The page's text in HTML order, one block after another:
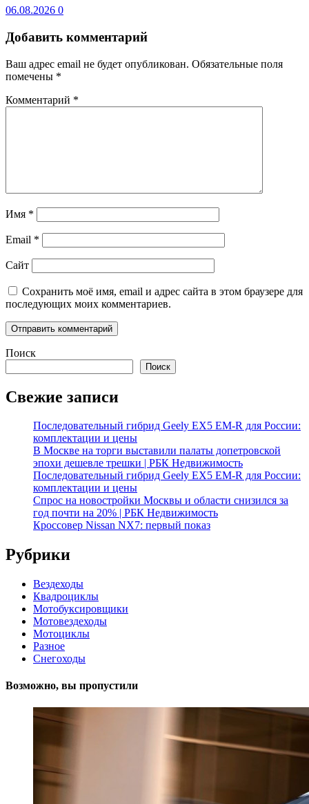
06.08.2026 0
Добавить комментарий
Ваш адрес email не будет опубликован. Обязательные поля
помечены *
Комментарий *
Имя *
Email *
Сайт
Сохранить моё имя, email и адрес сайта в этом браузере для
последующих моих комментариев.
Поиск
Поиск
Свежие записи
Последовательный гибрид Geely EX5 EM-R для России:
комплектации и цены
В Москве на торги выставили палаты допетровской
эпохи дешевле трешки | РБК Недвижимость
Последовательный гибрид Geely EX5 EM-R для России:
комплектации и цены
Спрос на новостройки Москвы и области снизился за
год почти на 20% | РБК Недвижимость
Кроссовер Nissan NX7: первый показ
Рубрики
Вездеходы
Квадроциклы
Мотобуксировщики
Мотовездеходы
Мотоциклы
Разное
Снегоходы
Возможно, вы пропустили